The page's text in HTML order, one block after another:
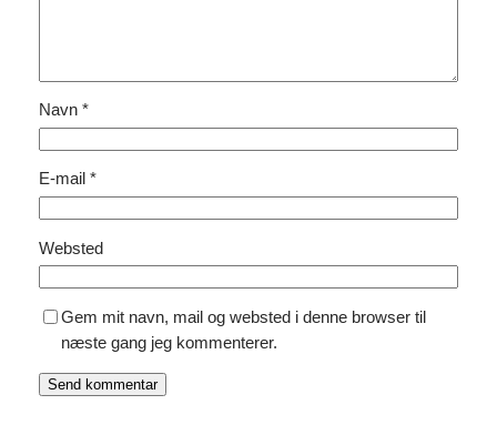
Navn *
E-mail *
Websted
Gem mit navn, mail og websted i denne browser til
næste gang jeg kommenterer.